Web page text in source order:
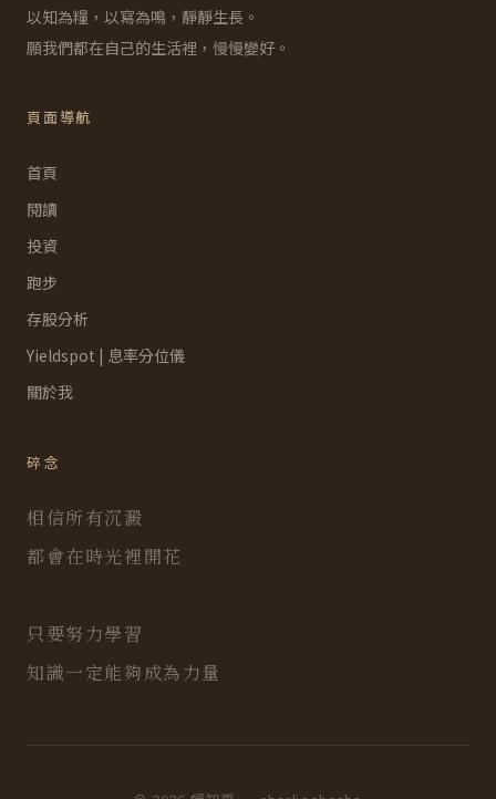
以知為糧，以寫為鳴，靜靜生長。
願我們都在自己的生活裡，慢慢變好。
頁面導航
首頁
閱讀
投資
跑步
存股分析
Yieldspot | 息率分位儀
關於我
碎念
相信所有沉澱
都會在時光裡開花
只要努力學習
知識一定能夠成為力量